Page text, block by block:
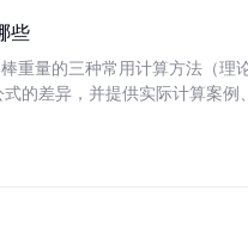
些
重量的三种常用计算方法（
式的差异，并提供实际计算案